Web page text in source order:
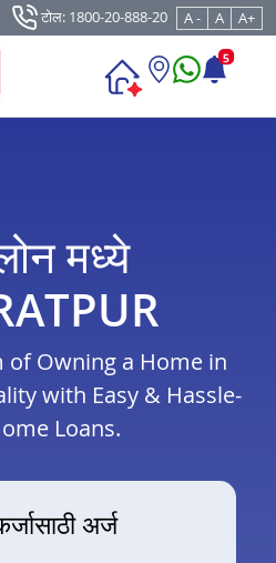
टोल: 1800-20-888-20 A - A A+
5
मध्ये
of Owning a Home in
with Easy & Hassle-
Loans.
अर्ज